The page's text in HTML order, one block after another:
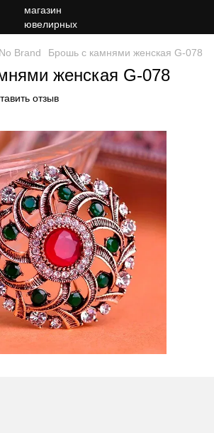
Brand Брошь с камнями женская G-078
женская G-078
отзыв